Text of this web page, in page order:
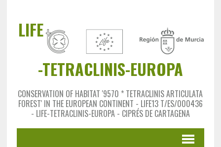
LIFE
-TETRACLINIS-EUROPA
CONSERVATION OF HABITAT '9570 * TETRACLINIS ARTICULATA
FOREST' IN THE EUROPEAN CONTINENT - LIFE13 T/ES/000436
- LIFE-TETRACLINIS-EUROPA - CIPRÉS DE CARTAGENA